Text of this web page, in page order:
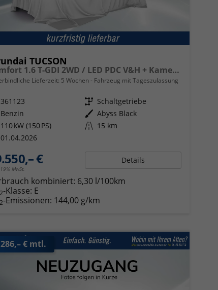
TUCSON
Comfort 1.6 T-GDI 2WD / LED PDC V&H + Kamera Sitz Lenkradheizung Alu 18"
Lieferzeit: 5 Wochen Fahrzeug mit Tageszulassung
361123 Getriebe Schaltgetriebe
Benzin Außenfarbe Abyss Black
110 kW (150 PS) Kilometerstand 15 km
01.04.2026
€
MwSt.
Details
kombiniert: 6,30 l/100km
-Klasse: E
-Emissionen: 144,00 g/km
€ mtl.